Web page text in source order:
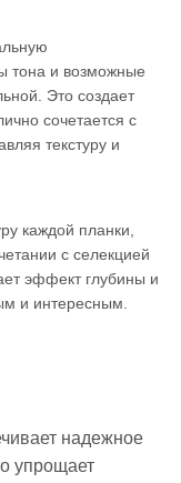
тона и возможные
Это создает
сочетается с
текстуру и
каждой планки,
с селекцией
эффект глубины и
и интересным.
надежное
упрощает